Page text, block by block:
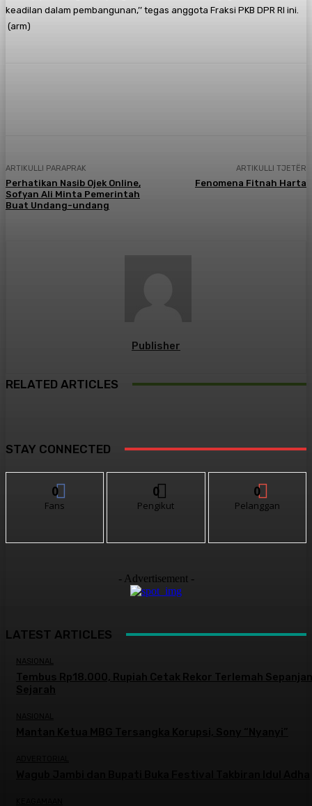
keadilan dalam pembangunan,’’ tegas anggota Fraksi PKB DPR RI ini.
(arm)
ARTIKULLI PARAPRAK
Perhatikan Nasib Ojek Online,
Sofyan Ali Minta Pemerintah
Buat Undang-undang
ARTIKULLI TJETËR
Fenomena Fitnah Harta
Publisher
RELATED ARTICLES
STAY CONNECTED
0
Fans
0
Pengikut
0
Pelanggan
- Advertisement -
LATEST ARTICLES
NASIONAL
Tembus Rp18.000, Rupiah Cetak Rekor Terlemah
Sejarah